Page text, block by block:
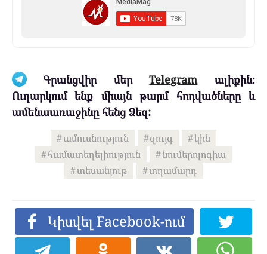
Գրանցվիր մերTelegramալիքին։
Ուղարկում ենք միայն թարմ հոդվածները և
ամենաառաջինը հենց Ձեզ:
ամուսնություն զույգ
կին
համատեղելիություն
նումերոլոգիա
տեսանյութ
տղամարդ
Կիսվել Facebook-ում